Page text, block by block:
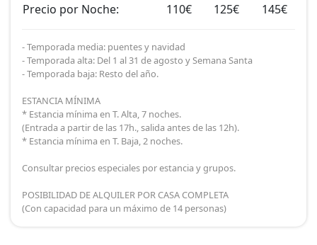
Precio por Noche:
110€ 125€ 145€
- Temporada media: puentes y navidad
- Temporada alta: Del 1 al 31 de agosto y Semana Santa
- Temporada baja: Resto del año.
ESTANCIA MÍNIMA
* Estancia mínima en T. Alta, 7 noches.
(Entrada a partir de las 17h., salida antes de las 12h).
* Estancia mínima en T. Baja, 2 noches.
Consultar precios especiales por estancia y grupos.
POSIBILIDAD DE ALQUILER POR CASA COMPLETA
(Con capacidad para un máximo de 14 personas)